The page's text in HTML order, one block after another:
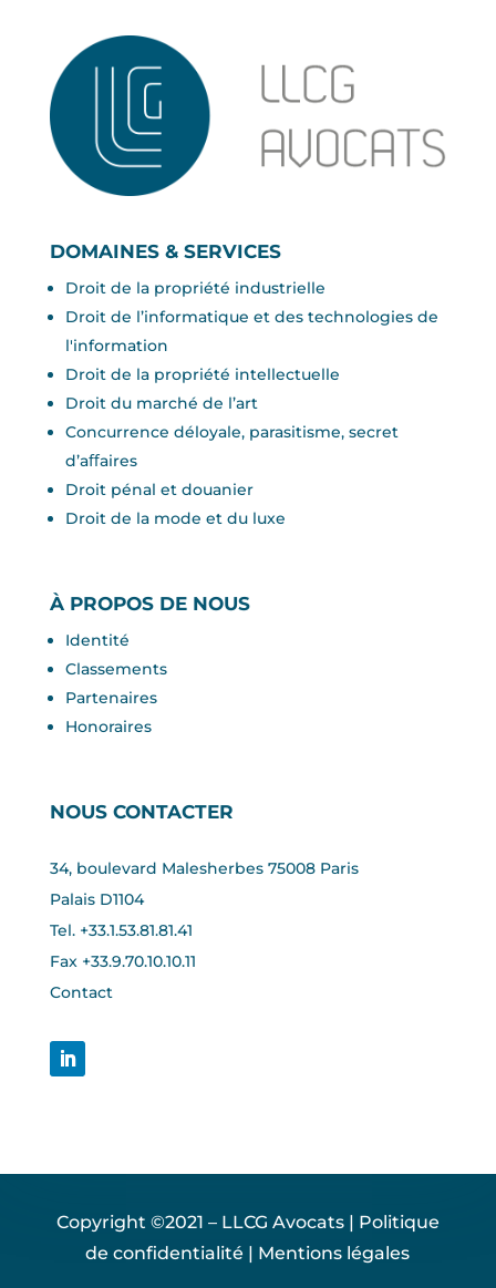
DOMAINES & SERVICES
Droit de la propriété industrielle
Droit de l’informatique et des technologies de
l'information
Droit de la propriété intellectuelle
Droit du marché de l’art
Concurrence déloyale, parasitisme, secret
d’aﬀaires
Droit pénal et douanier
Droit de la mode et du luxe
À PROPOS DE NOUS
Identité
Classements
Partenaires
Honoraires
NOUS CONTACTER
34, boulevard Malesherbes 75008 Paris
Palais D1104
Tel. +33.1.53.81.81.41
Fax +33.9.70.10.10.11
Contact
Copyright ©2021 – LLCG Avocats | Politique
de confidentialité | Mentions légales